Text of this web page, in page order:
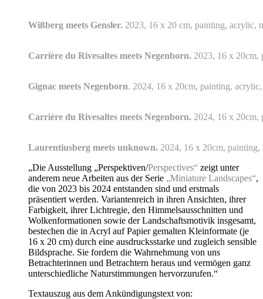
Wißberg meets Gensler. 2023, 16 x 20 cm, painting, acrylic,
Carrière du Rivesaltes meets Negenborn. 2023, 16 x 20cm,
Gignac meets Negenborn. 2024, 16 x 20cm, painting,
Carrière du Rivesaltes meets Negenborn. 2024, 16 x 20cm,
Laurentiusberg meets unknown. 2024, 16 x 20cm,
„Die Ausstellung „Perspektiven/Perspectives“ zeigt unter
anderem neue Arbeiten aus der Serie „Miniature Landscapes“,
die von 2023 bis 2024 entstanden sind und erstmals
präsentiert werden. Variantenreich in ihren Ansichten, ihrer
Farbigkeit, ihrer Lichtregie, den Himmelsausschnitten und
Wolkenformationen sowie der Landschaftsmotivik insgesamt,
bestechen die in Acryl auf Papier gemalten Kleinformate (je
16 x 20 cm) durch eine ausdrucksstarke und zugleich sensible
Bildsprache. Sie fordern die Wahrnehmung von uns
Betrachterinnen und Betrachtern heraus und vermögen ganz
unterschiedliche Naturstimmungen hervorzurufen.“
Textauszug aus dem Ankündigungstext von: